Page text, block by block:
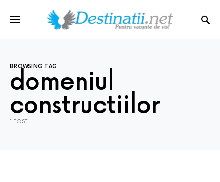
BROWSING TAG
domeniul
constructiilor
1 POST